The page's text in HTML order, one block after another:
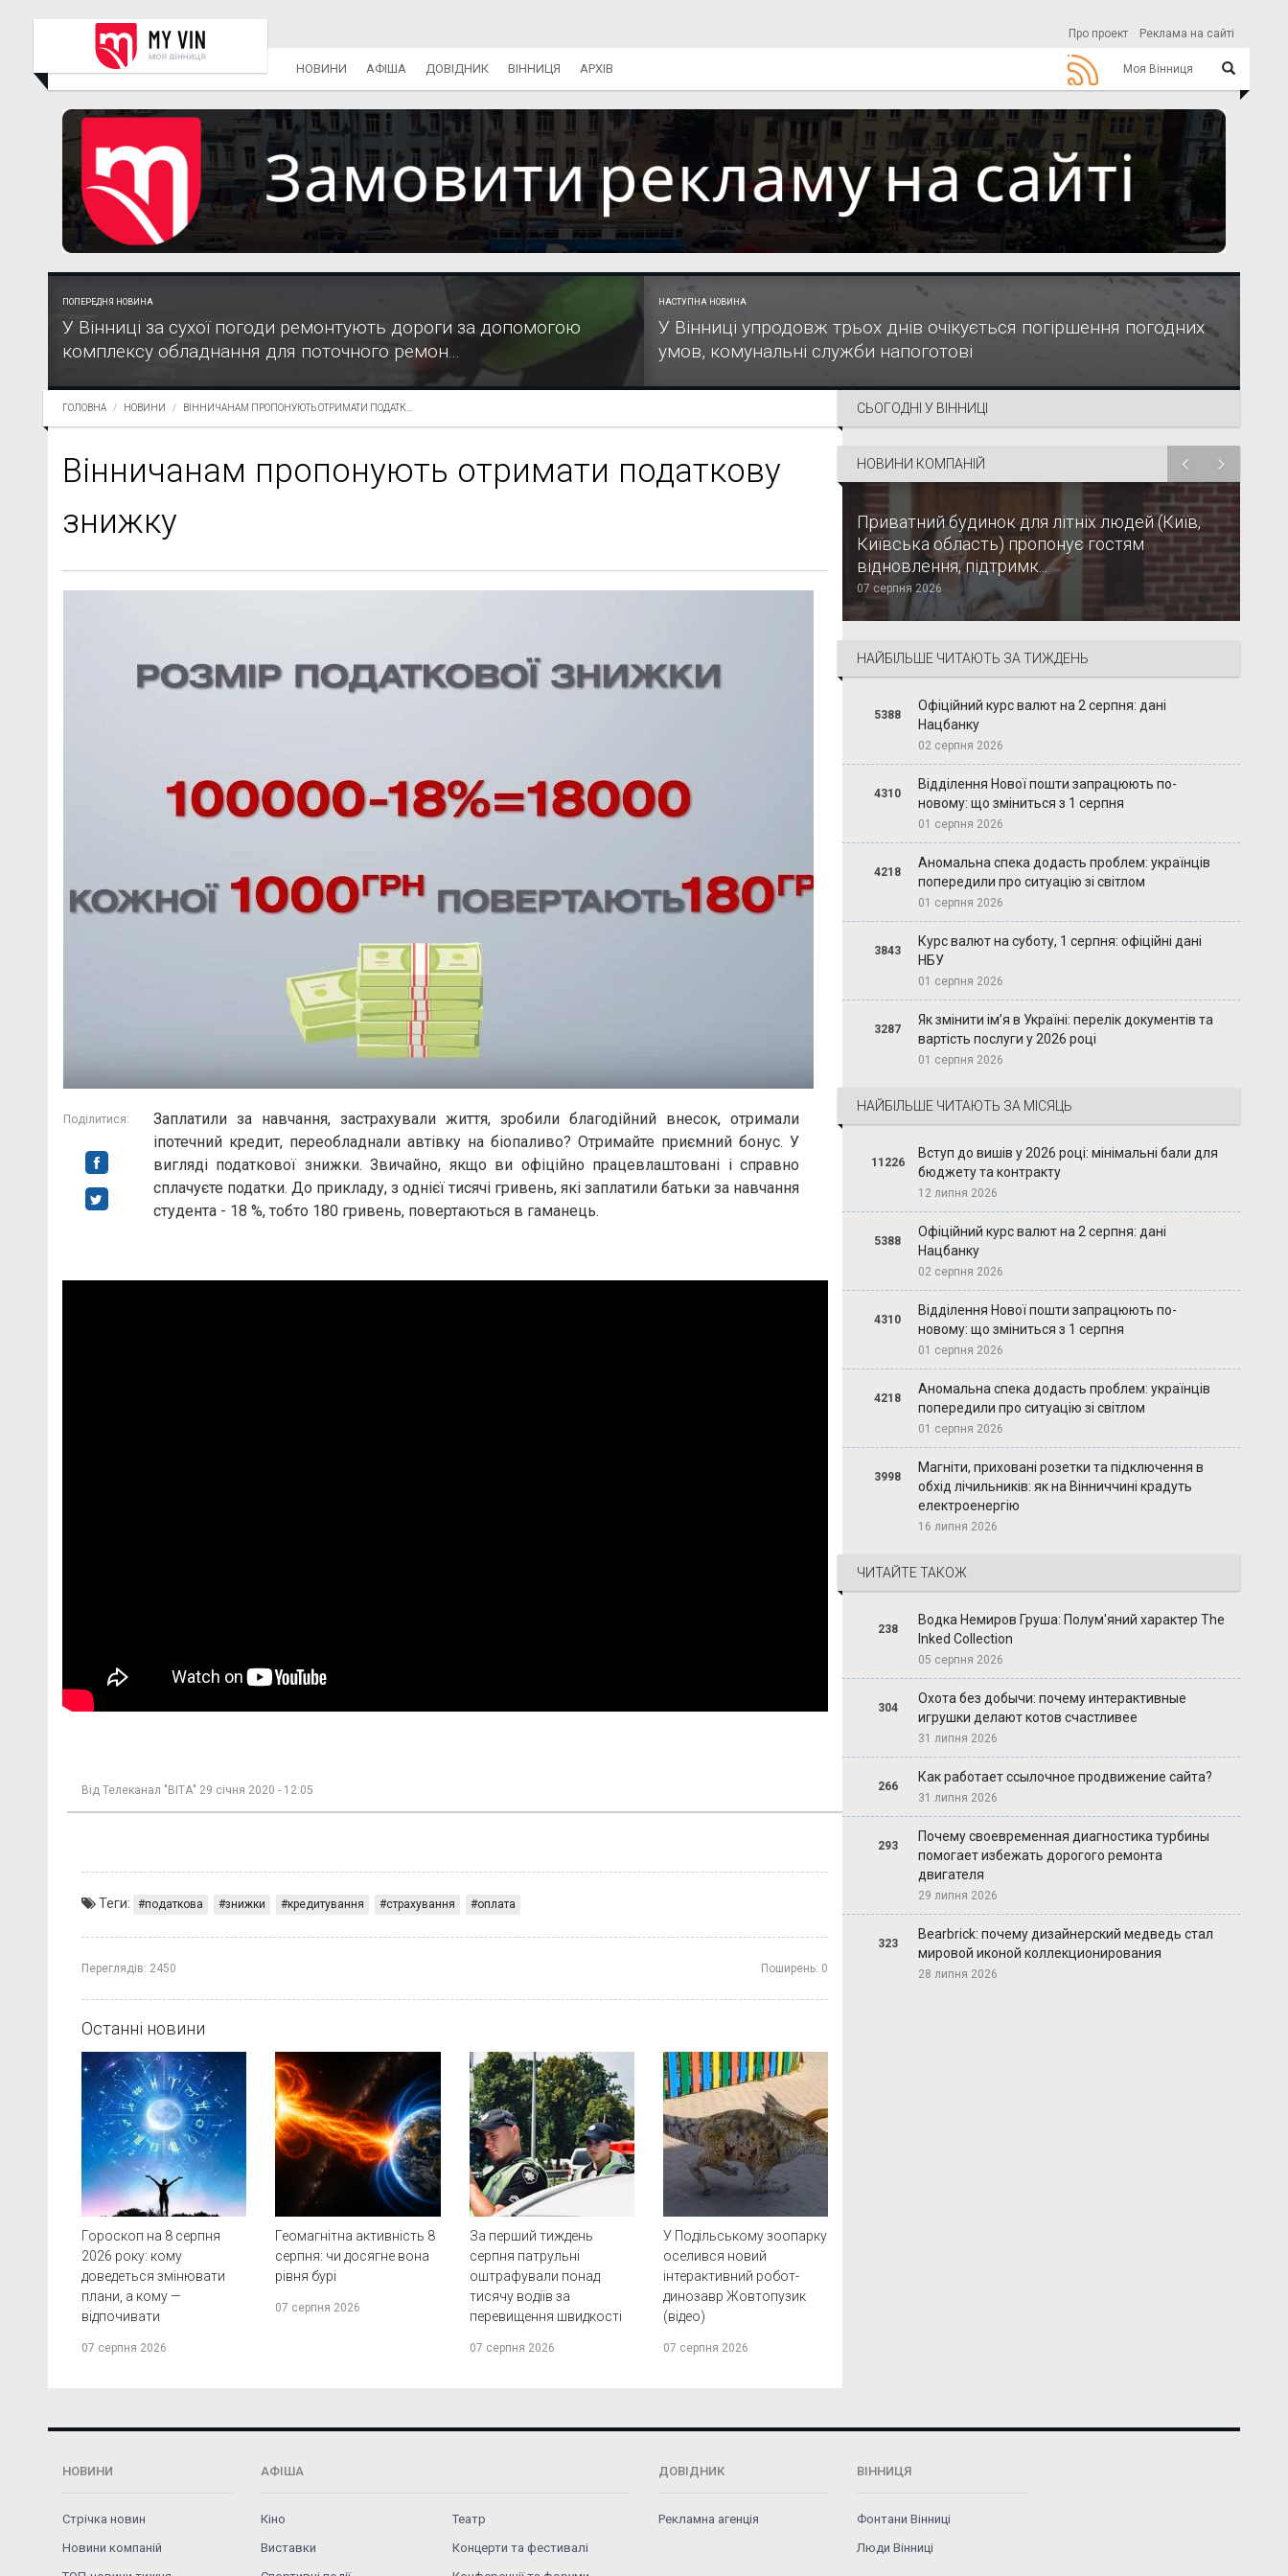
Про проект Реклама на сайті
Моя Вінниця
НОВИНИ АФІША ДОВІДНИК ВІННИЦЯ АРХІВ
ПОПЕРЕДНЯ НОВИНА
У Вінниці за сухої погоди ремонтують дороги за допомогою
комплексу обладнання для поточного ремон...
НАСТУПНА НОВИНА
У Вінниці упродовж трьох днів очікується погіршення погодних
умов, комунальні служби напоготові
ГОЛОВНА НОВИНИ ВІННИЧАНАМ ПРОПОНУЮТЬ ОТРИМАТИ ПОДАТК...
Вінничанам пропонують отримати податкову
знижку
Поділитися:
Заплатили за навчання, застрахували життя, зробили благодійний внесок, отримали
іпотечний кредит, переобладнали автівку на біопаливо? Отримайте приємний бонус. У
вигляді податкової знижки. Звичайно, якщо ви офіційно працевлаштовані і справно
сплачуєте податки. До прикладу, з однієї тисячі гривень, які заплатили батьки за навчання
студента - 18 %, тобто 180 гривень, повертаються в гаманець.
Від Телеканал "ВІТА" 29 січня 2020 - 12:05
Теги: податкова знижки кредитування страхування оплата
Переглядів: 2450 Поширень: 0
Останні новини
Гороскоп на 8 серпня
2026 року: кому
доведеться змінювати
плани, а кому —
відпочивати
07 серпня 2026
Геомагнітна активність 8
серпня: чи досягне вона
рівня бурі
07 серпня 2026
За перший тиждень
серпня патрульні
оштрафували понад
тисячу водіїв за
перевищення швидкості
07 серпня 2026
У Подільському зоопарку
оселився новий
інтерактивний робот-
динозавр Жовтопузик
(відео)
07 серпня 2026
СЬОГОДНІ У ВІННИЦІ
НОВИНИ КОМПАНІЙ
Приватний будинок для літніх людей (Київ,
Київська область) пропонує гостям
відновлення, підтримк...
07 серпня 2026
НАЙБІЛЬШЕ ЧИТАЮТЬ ЗА ТИЖДЕНЬ
5388
Офіційний курс валют на 2 серпня: дані
Нацбанку
02 серпня 2026
4310
Відділення Нової пошти запрацюють по-
новому: що зміниться з 1 серпня
01 серпня 2026
4218
Аномальна спека додасть проблем: українців
попередили про ситуацію зі світлом
01 серпня 2026
3843
Курс валют на суботу, 1 серпня: офіційні дані
НБУ
01 серпня 2026
3287
Як змінити ім’я в Україні: перелік документів та
вартість послуги у 2026 році
01 серпня 2026
НАЙБІЛЬШЕ ЧИТАЮТЬ ЗА МІСЯЦЬ
11226
Вступ до вишів у 2026 році: мінімальні бали для
бюджету та контракту
12 липня 2026
5388
Офіційний курс валют на 2 серпня: дані
Нацбанку
02 серпня 2026
4310
Відділення Нової пошти запрацюють по-
новому: що зміниться з 1 серпня
01 серпня 2026
4218
Аномальна спека додасть проблем: українців
попередили про ситуацію зі світлом
01 серпня 2026
3998
Магніти, приховані розетки та підключення в
обхід лічильників: як на Вінниччині крадуть
електроенергію
16 липня 2026
ЧИТАЙТЕ ТАКОЖ
238
Водка Немиров Груша: Полум'яний характер The
Inked Collection
05 серпня 2026
304
Охота без добычи: почему интерактивные
игрушки делают котов счастливее
31 липня 2026
266
Как работает ссылочное продвижение сайта?
31 липня 2026
293
Почему своевременная диагностика турбины
помогает избежать дорогого ремонта
двигателя
29 липня 2026
323
Bearbrick: почему дизайнерский медведь стал
мировой иконой коллекционирования
28 липня 2026
НОВИНИ
Стрічка новин
Новини компаній
АФІША
Кіно
Театр
Виставки
Концерти та фестивалі
ДОВІДНИК
Рекламна агенція
ВІННИЦЯ
Фонтани Вінниці
Люди Вінниці